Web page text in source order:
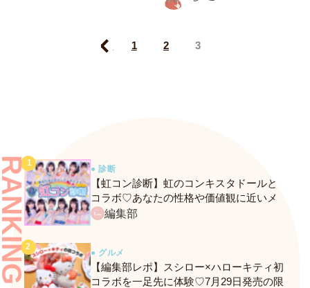
Prev1 2 3
● 診断
【虹コン診断】虹のコンキスタドールと
コラボ♡あなたの性格や価値観に近いメ
ンバーがわかる、fasmeの新診断がスター
編集部
● グルメ
【編集部レポ】スシロー×ハローキティ初
コラボを一足先に体験♡7月29日発売の限